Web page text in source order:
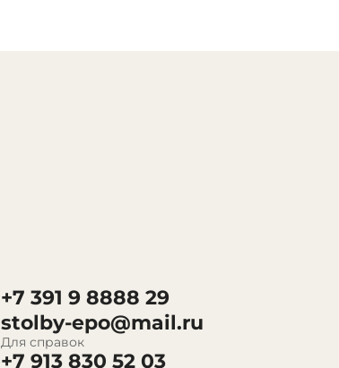
+7 391 9 8888 29
stolby-epo@mail.ru
Для справок
+7 913 830 52 03